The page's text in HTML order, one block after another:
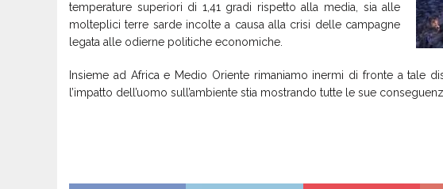
temperature superiori di 1,41 gradi rispetto alla media, sia alle
molteplici terre sarde incolte a causa alla crisi delle campagne
legata alle odierne politiche economiche.
Insieme ad Africa e Medio Oriente rimaniamo inermi di fronte a tale
l’impatto dell’uomo sull’ambiente stia mostrando tutte le sue